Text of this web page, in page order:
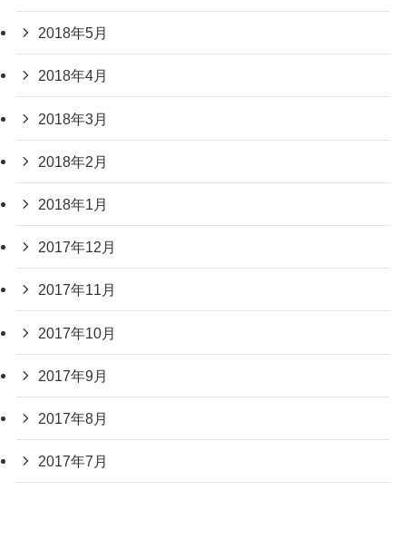
2018年5月
2018年4月
2018年3月
2018年2月
2018年1月
2017年12月
2017年11月
2017年10月
2017年9月
2017年8月
2017年7月